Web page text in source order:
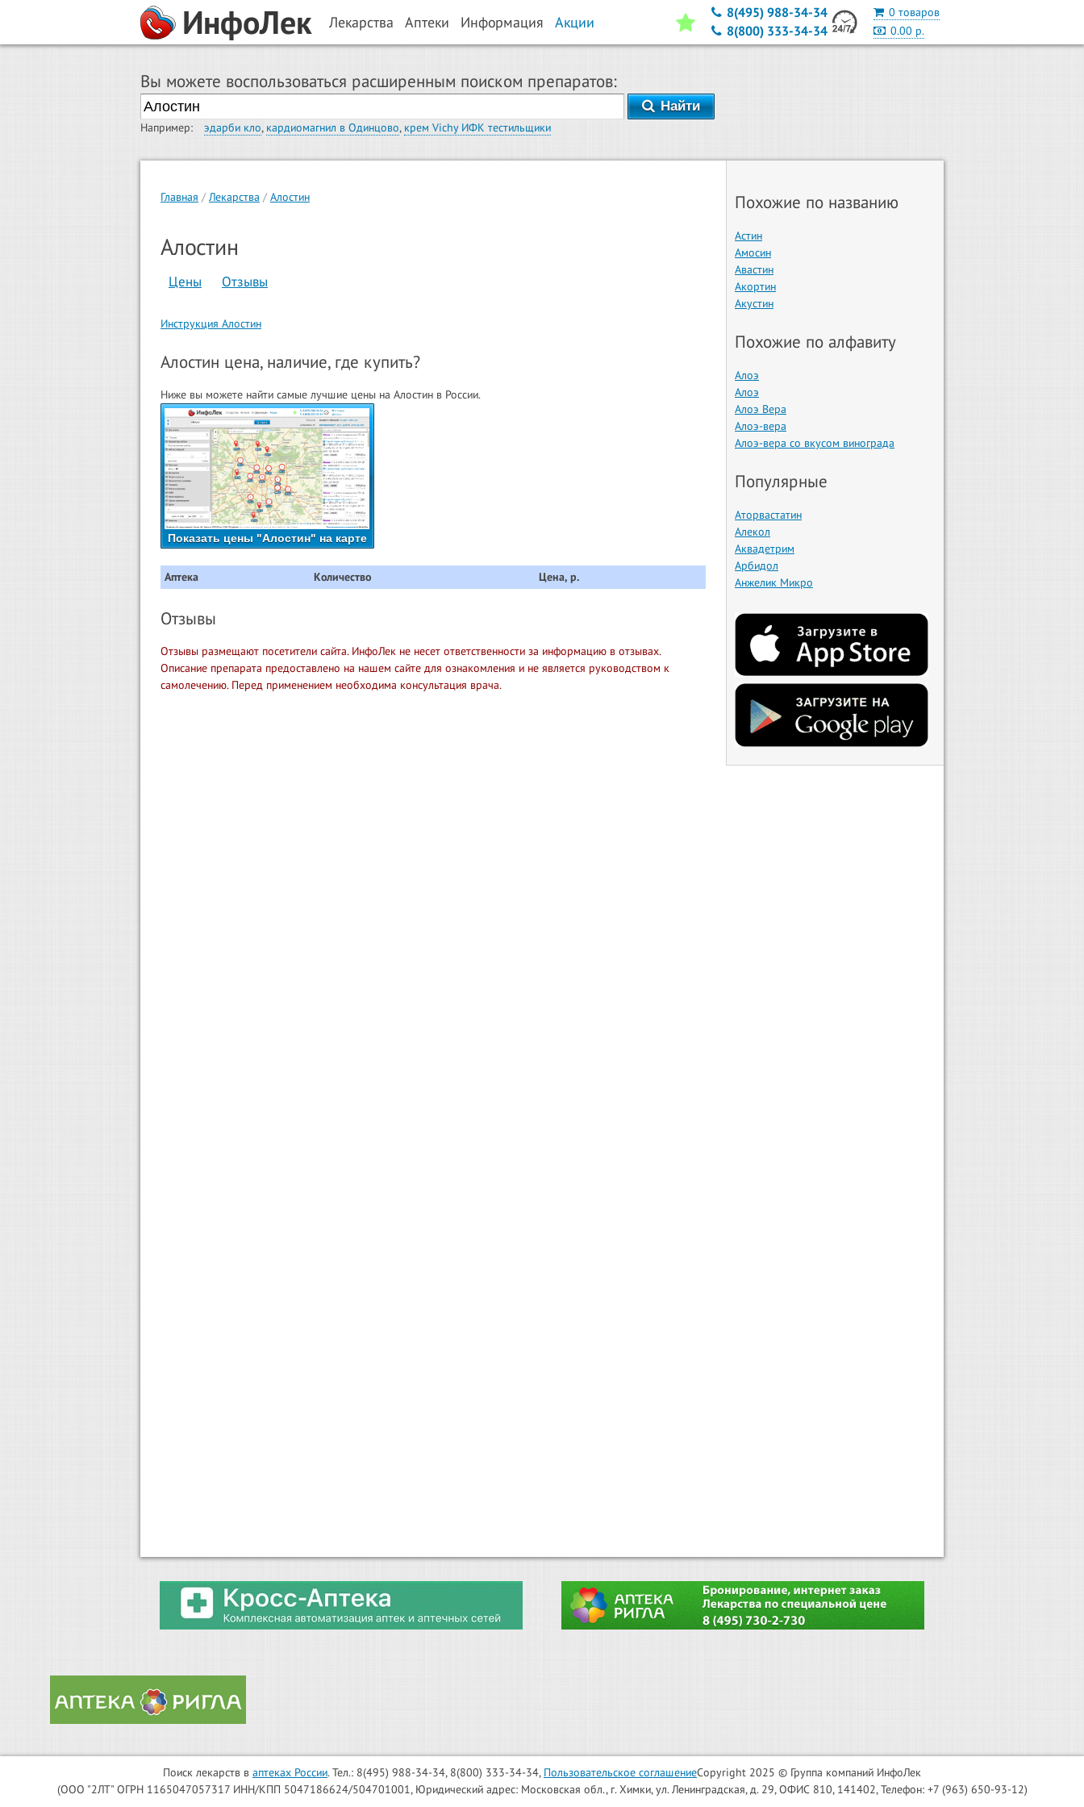
ИнфоЛек Лекарства Аптеки Информация Акции
0 товаров
0.00 р.
8(495) 988-34-34
8(800) 333-34-34
Вы можете воспользоваться расширенным поиском препаратов:
Найти
Например: эдарби кло, кардиомагнил в Одинцово, крем Vichy ИФК тестильщики
Главная Лекарства Алостин
Алостин
Цены Отзывы
Инструкция Алостин
Алостин цена, наличие, где купить?
Ниже вы можете найти самые лучшие цены на Алостин в России.
Показать цены "Алостин" на карте
Аптека Количество Цена, р.
Отзывы
Отзывы размещают посетители сайта. ИнфоЛек не несет ответственности за информацию в отзывах.
Описание препарата предоставлено на нашем сайте для ознакомления и не является руководством к
самолечению. Перед применением необходима консультация врача.
Похожие по названию
Астин
Амосин
Авастин
Акортин
Акустин
Похожие по алфавиту
Алоэ
Алоэ
Алоэ Вера
Алоэ-вера
Алоэ-вера со вкусом винограда
Популярные
Аторвастатин
Алекол
Аквадетрим
Арбидол
Анжелик Микро
Поиск лекарств в аптеках России. Тел.: 8(495) 988-34-34, 8(800) 333-34-34, Пользовательское соглашениеCopyright 2025 © Группа компаний ИнфоЛек
(ООО "2ЛТ" ОГРН 1165047057317 ИНН/КПП 5047186624/504701001, Юридический адрес: Московская обл., г. Химки, ул. Ленинградская, д. 29, ОФИС 810, 141402, Телефон: +7 (963) 650-93-12)